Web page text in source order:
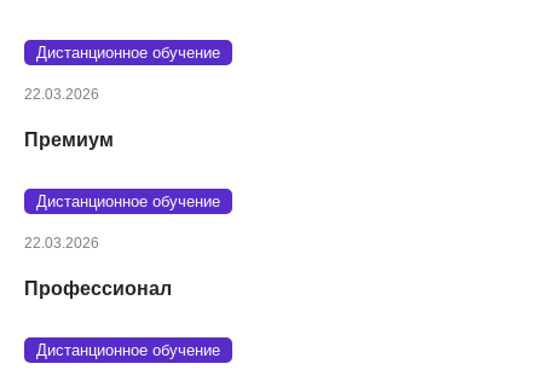
Дистанционное обучение
22.03.2026
Премиум
Дистанционное обучение
22.03.2026
Профессионал
Дистанционное обучение